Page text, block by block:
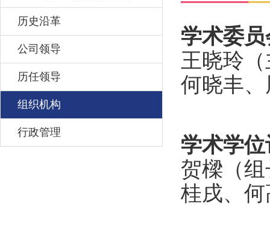
历史沿革
公司领导
历任领导
组织机构
行政管理
学术委
王晓玲
何晓丰
学术学
贺樑（
桂戌、